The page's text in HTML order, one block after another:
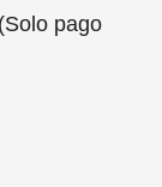
pago